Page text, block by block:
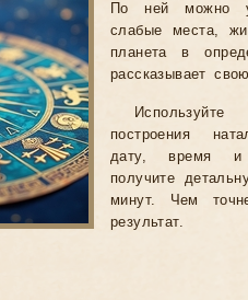
По ней можно
слабые места,
планета в
рассказывает
построения
дату, время
получите
минут. Чем
результат.